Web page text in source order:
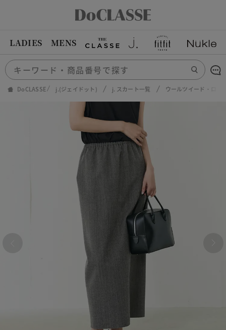
LADIES MENS
DoCLASSE j.(ジェイドット) j. スカート一覧 ウールツイード・ロン